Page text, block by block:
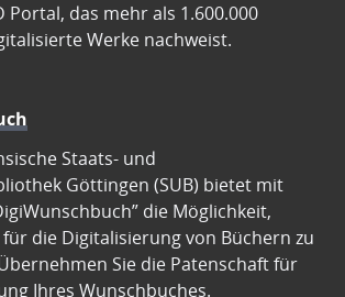
Portal, das mehr als 1.600.000
Werke nachweist.
Staats- und
Göttingen (SUB) bietet mit
die Möglichkeit,
die Digitalisierung von Büchern zu
Sie die Patenschaft für
Ihres Wunschbuches.